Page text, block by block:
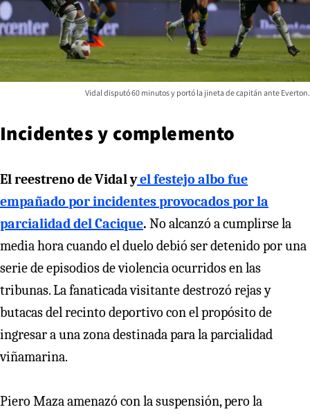
Vidal disputó 60 minutos y portó la jineta de capitán ante Everton.
Incidentes y complemento
El reestreno de Vidal yel festejo albo fue
empañado por incidentes provocados por la
parcialidad del Cacique. No alcanzó a cumplirse la
media hora cuando el duelo debió ser detenido por una
serie de episodios de violencia ocurridos en las
tribunas. La fanaticada visitante destrozó rejas y
butacas del recinto deportivo con el propósito de
ingresar a una zona destinada para la parcialidad
viñamarina.
Piero Maza amenazó con la suspensión, pero la